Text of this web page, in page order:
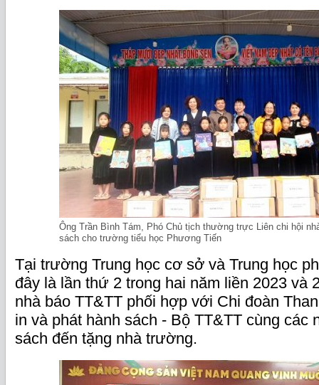
Ông Trần Bình Tám, Phó Chủ tịch thường trực Liên chi hội
sách cho trường tiểu học Phương Tiến
Tại trường Trung học cơ sở và Trung học
đây là lần thứ 2 trong hai năm liền 2023 và
nhà báo TT&TT phối hợp với Chi đoàn
in và phát hành sách - Bộ TT&TT cùng các
sách đến tặng nhà trường.